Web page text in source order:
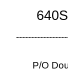
-----------------
P/O